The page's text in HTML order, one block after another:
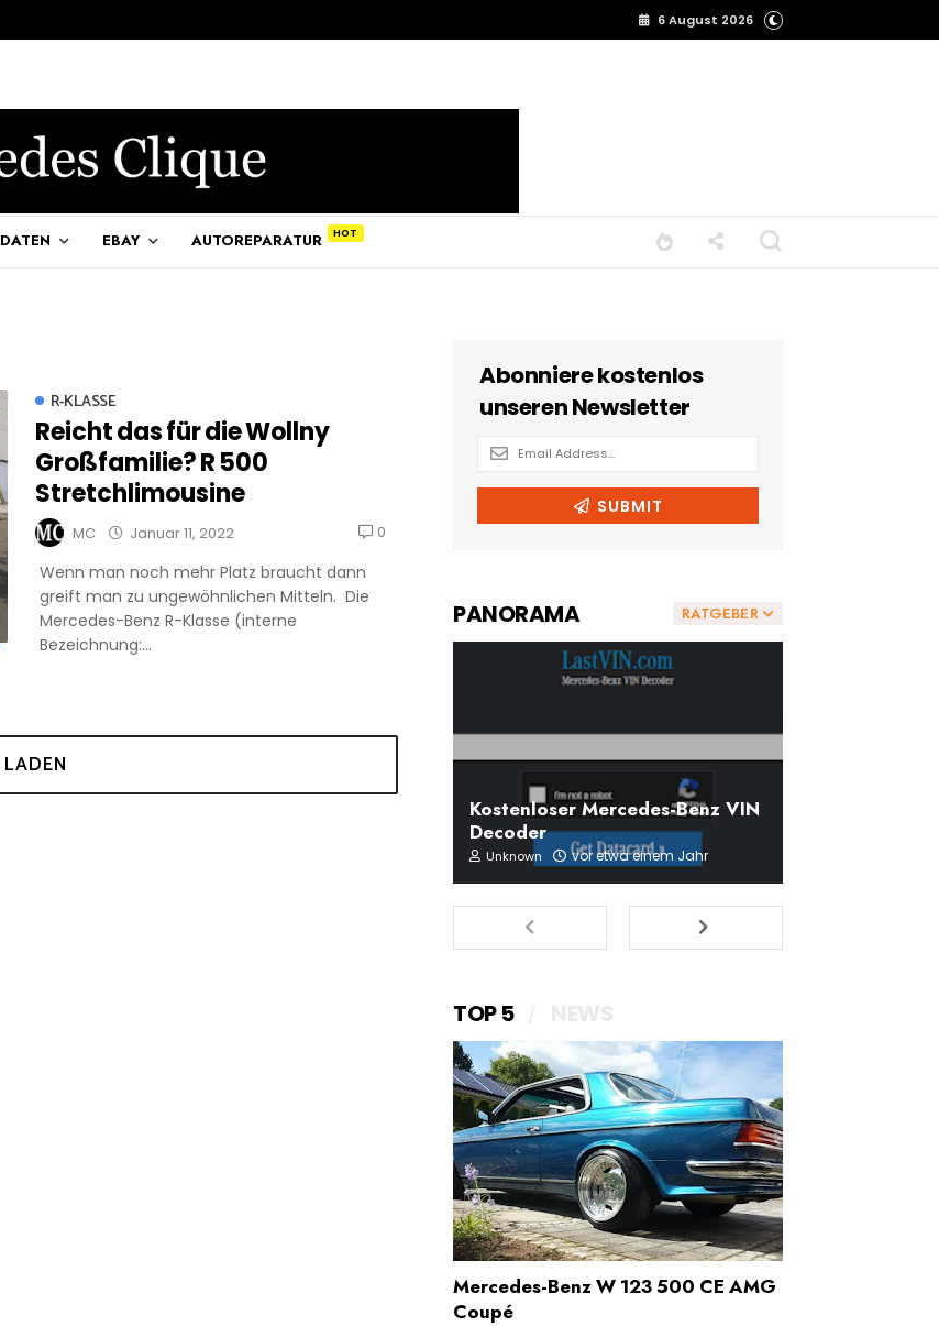
6 August 2026
DATEN EBAY AUTOREPARATUR
R-KLASSE
Reicht das für die Wollny
Großfamilie? R 500
Stretchlimousine
MC Januar 11, 2022 0
Wenn man noch mehr Platz braucht dann
greift man zu ungewöhnlichen Mitteln. Die
Mercedes-Benz R-Klasse (interne
Bezeichnung:...
RATGEBER
PANORAMA
Kostenloser Mercedes-Benz VIN
Decoder
Unknown vor etwa einem Jahr
TOP 5
Mercedes-Benz W 123 500 CE AMG
Coupé